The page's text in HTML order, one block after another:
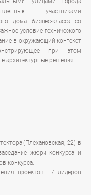
участниками
дома бизнес-класса со
условие технического
в окружающий контекст
при этом
архитектурные решения.
(Плехановская, 22) в
жюри конкурса и
конкурса.
проектов 7 лидеров